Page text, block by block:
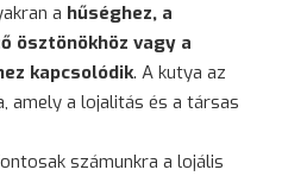
a hűséghez, a
ösztönökhöz vagy a
kapcsolódik. A kutya az
amely a lojalitás és a társas
számunkra a lojális